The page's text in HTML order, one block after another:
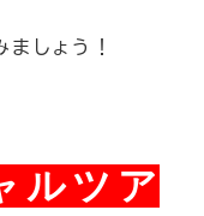
しょう！
ルツア